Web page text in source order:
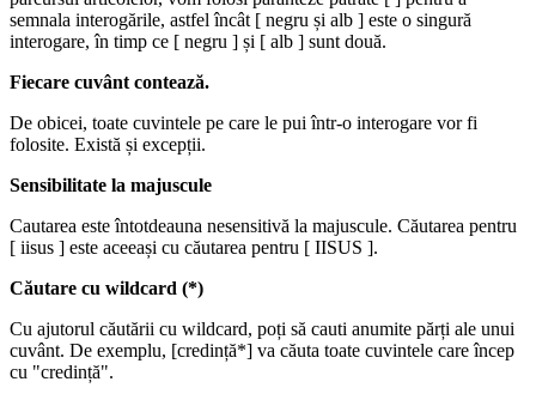
semnala interogările, astfel încât [ negru și alb ] este o singură
interogare, în timp ce [ negru ] și [ alb ] sunt două.
Fiecare cuvânt contează.
De obicei, toate cuvintele pe care le pui într-o interogare vor fi
folosite. Există și excepții.
Sensibilitate la majuscule
Cautarea este întotdeauna nesensitivă la majuscule. Căutarea pentru
[ iisus ] este aceeași cu căutarea pentru [ IISUS ].
Căutare cu wildcard (*)
Cu ajutorul căutării cu wildcard, poți să cauti anumite părți ale unui
cuvânt. De exemplu, [credință*] va căuta toate cuvintele care încep
cu "credință".